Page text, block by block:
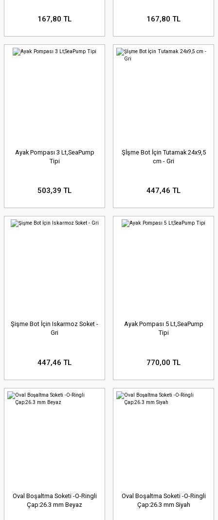
167,80 TL 167,80 TL
Ayak Pompası 3 Lt,SeaPump
Tipi
503,39 TL
Şİşme Bot İçin Tutamak 24x9,5
cm - Gri
447,46 TL
Şişme Bot İçin Iskarmoz Soket -
Gri
447,46 TL
Ayak Pompası 5 Lt,SeaPump
Tipi
770,00 TL
Oval Boşaltma Soketi -O-Ringli
Çap:26.3 mm Beyaz
Oval Boşaltma Soketi -O-Ringli
Çap:26.3 mm Siyah